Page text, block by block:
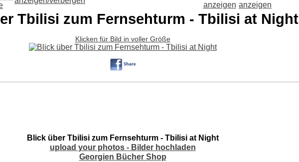
Tbilisi zum Fernsehturm - Tbilisi at Night
Klicken für Bild in voller Größe
Blick über Tbilisi zum Fernsehturm - Tbilisi at Night
upload your photos - Bilder hochladen
Georgien Bücher Shop